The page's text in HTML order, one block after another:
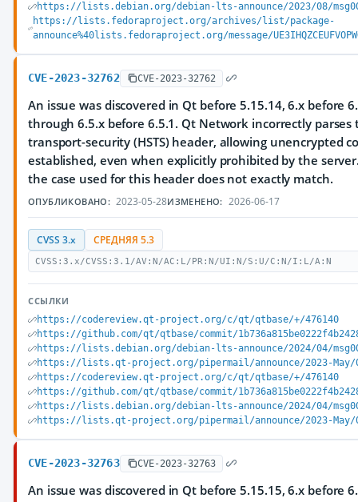
https://lists.debian.org/debian-lts-announce/2023/08/
https://lists.fedoraproject.org/archives/list/package-
announce%40lists.fedoraproject.org/message/
CVE-2023-32762 CVE-2023-32762
An issue was discovered in Qt before 5.15.14, 6.x before
through 6.5.x before 6.5.1. Qt Network incorrectly parses
transport-security (HSTS) header, allowing unencrypted
established, even when explicitly prohibited by the
the case used for this header does not exactly match.
ОПУБЛИКОВАНО: 2023-05-28ИЗМЕНЕНО: 2026-06-17
CVSS 3.x СРЕДНЯЯ 5.3
CVSS:3.x/CVSS:3.1/AV:N/AC:L/PR:N/UI:N/S:U/C:N/I:L/A:N
ССЫЛКИ
https://codereview.qt-project.org/c/qt/qtbase/+/476140
https://github.com/qt/qtbase/commit/
https://lists.debian.org/debian-lts-announce/2024/04/
https://lists.qt-project.org/pipermail/announce/2023-May/
https://codereview.qt-project.org/c/qt/qtbase/+/476140
https://github.com/qt/qtbase/commit/
https://lists.debian.org/debian-lts-announce/2024/04/
https://lists.qt-project.org/pipermail/announce/2023-May/
CVE-2023-32763 CVE-2023-32763
An issue was discovered in Qt before 5.15.15, 6.x before